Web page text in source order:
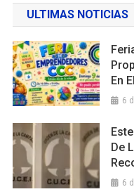
ULTIMAS NOTICIAS
En
6
De
6